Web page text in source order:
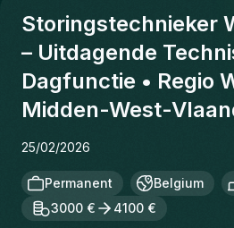
Storingstechnieker
– Uitdagende
Dagfunctie • Regio
Midden-West-
25/02/2026
Permanent Belgium
3000 €
4100 €